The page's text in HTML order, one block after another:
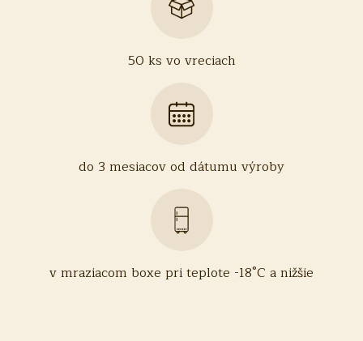
50 ks vo vreciach
do 3 mesiacov od dátumu výroby
v mraziacom boxe pri teplote -18°C a nižšie